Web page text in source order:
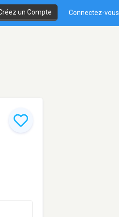
un Compte Connectez-vous